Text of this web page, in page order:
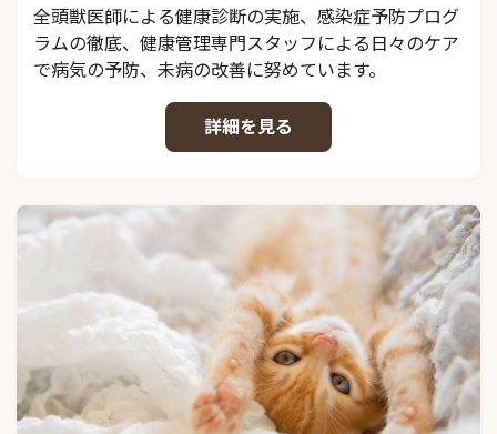
全頭獣医師による健康診断の実施、感染症予防プログ
ラムの徹底、健康管理専門スタッフによる日々のケア
で病気の予防、未病の改善に努めています。
詳細を見る